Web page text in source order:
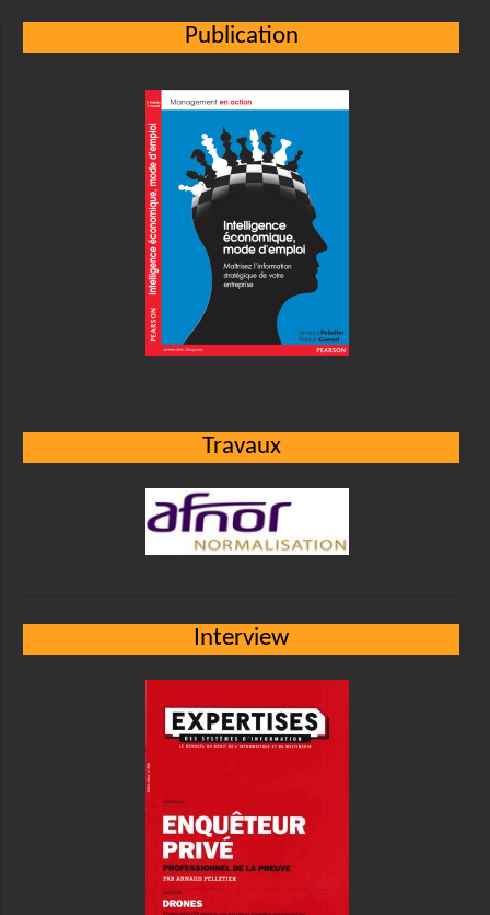
Publication
Travaux
Interview